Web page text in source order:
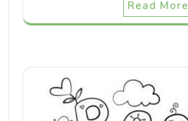
Read More